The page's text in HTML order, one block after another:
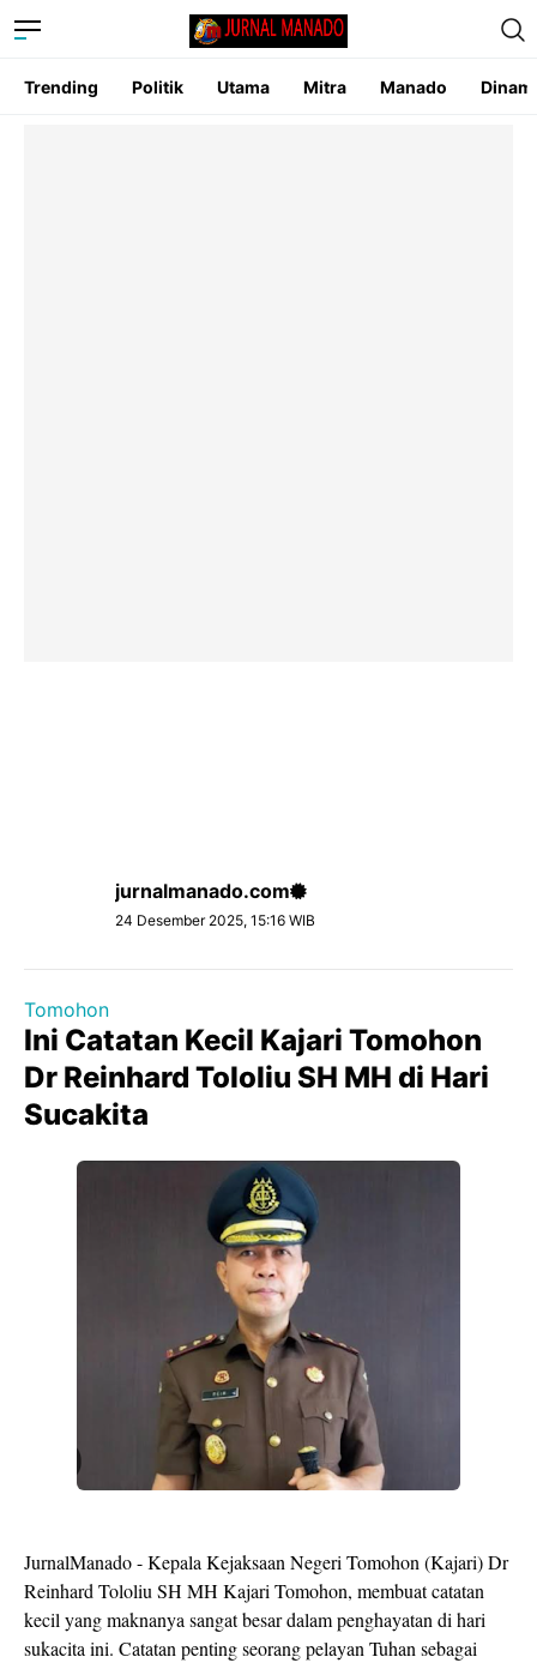
Trending Politik Utama Mitra Manado
jurnalmanado.com
24 Desember 2025, 15:16 WIB
Tomohon
Ini Catatan Kecil Kajari Tomohon
Dr Reinhard Tololiu SH MH di Hari
Sucakita
JurnalManado - Kepala Kejaksaan Negeri Tomohon (Kajari) Dr
Reinhard Tololiu SH MH Kajari Tomohon, membuat catatan
kecil yang maknanya sangat besar dalam penghayatan di hari
sukacita ini. Catatan penting seorang pelayan Tuhan sebagai